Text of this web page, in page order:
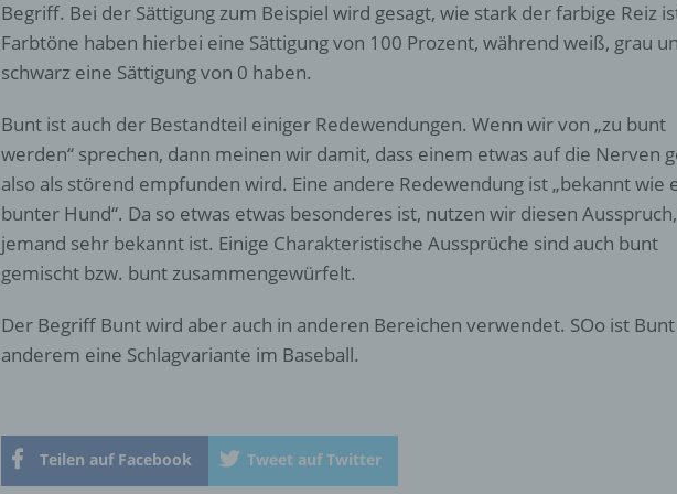
Begriff. Bei der Sättigung zum Beispiel wird gesagt, wie stark der farbige Reiz
Farbtöne haben hierbei eine Sättigung von 100 Prozent, während weiß, grau
schwarz eine Sättigung von 0 haben.
Bunt ist auch der Bestandteil einiger Redewendungen. Wenn wir von „zu bunt
werden“ sprechen, dann meinen wir damit, dass einem etwas auf die Nerven
also als störend empfunden wird. Eine andere Redewendung ist „bekannt wie
bunter Hund“. Da so etwas etwas besonderes ist, nutzen wir diesen
jemand sehr bekannt ist. Einige Charakteristische Aussprüche sind auch bunt
gemischt bzw. bunt zusammengewürfelt.
Der Begriff Bunt wird aber auch in anderen Bereichen verwendet. SOo ist
anderem eine Schlagvariante im Baseball.
Teilen auf Facebook Tweet auf Twitter
„betroffene Person") beziehen. Als identifizierbar wird eine natürliche
Person angesehen, die direkt oder indirekt, insbesondere mittels
Zuordnung zu einer Kennung wie einem Namen, zu einer
Kennnummer, zu Standortdaten, zu einer Online-Kennung oder zu
physischen, physiologischen, genetischen, psychischen,
wirtschaftlichen, kulturellen oder sozialen Identität dieser natürlichen
Person sind, identifiziert werden kann.
b) betroffene Person
natürliche Person, deren personenbezogene Daten von dem für die
Verarbeitung Verantwortlichen verarbeitet werden.